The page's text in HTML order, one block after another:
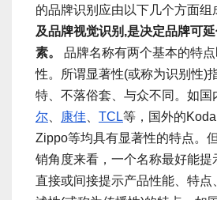
的品牌识别应由以下几个方面组
及品牌视觉识别,是决定品牌可
素。
品牌名称有两个基本的特
性。所谓显著性(或称为识别性)
特、不落俗套、与众不同。如国
尔
康佳 TCL等，国外的
Zippo等均具有显著性的特点。
销角度来看，一个名称最好能提
直接或间接提示产品性能、特点